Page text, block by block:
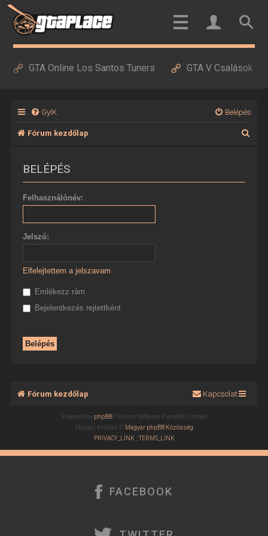
GTA Online Los Santos Tuners GTA V Csalások
GyIK Belépés
Fórum kezdőlap
BELÉPÉS
Felhasználónév:
Jelszó:
Elfelejtettem a jelszavam
Emlékezz rám
Bejelentkezés rejtettként
Fórum kezdőlap Kapcsolat
Powered by phpBB® Forum Software © phpBB Limited
Magyar fordítás © Magyar phpBB Közösség
PRIVACY_LINK |TERMS_LINK
FACEBOOK